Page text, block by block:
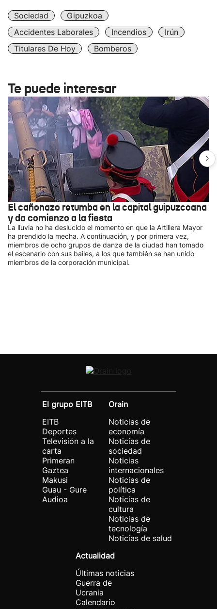
Sociedad
Gipuzkoa
Accidentes Laborales
Incendios
Irún
Titulares De Hoy
Bomberos
Te puede interesar
El cañonazo retumba en la capital guipuzcoana
y da comienzo a la fiesta
La lluvia no ha deslucido el momento en que la Artillera Mayor
ha prendido la mecha. A continuación, y por primera vez,
miembros de ocho grupos de danza de la ciudad han tomado
el escenario con sus bailes, a los que también se han unido
miembros de la corporación municipal.
El grupo EITB
EITB
Deportes
Televisión a la
carta
Primeran
Gaztea
Makusi
Guau - Gure
Audioa
Orain
Noticias de
economía
Noticias de
sociedad
Noticias
internacionales
Noticias de
política
Noticias de
cultura
Noticias de
tecnología
Noticias de salud
Actualidad
Últimas noticias
Guerra de
Ucrania
Calendario